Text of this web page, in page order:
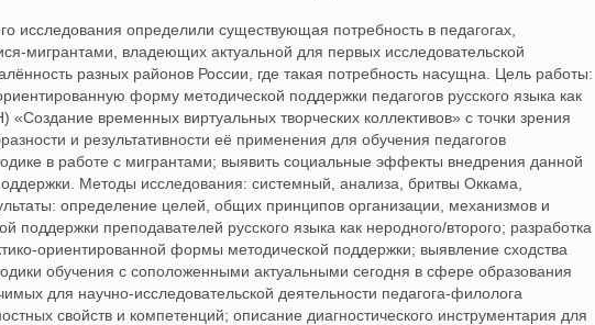
исследования определили существующая потребность в педагогах,
мигрантами, владеющих актуальной для первых исследовательской
разных районов России, где такая потребность насущна. Цель работы:
форму методической поддержки педагогов русского языка как
«Создание временных виртуальных творческих коллективов» с точки зрения
и результативности её применения для обучения педагогов
в работе с мигрантами; выявить социальные эффекты внедрения данной
Методы исследования: системный, анализа, бритвы Оккама,
определение целей, общих принципов организации, механизмов и
поддержки преподавателей русского языка как неродного/второго; разработка
ориентированной формы методической поддержки; выявление сходства
обучения с соположенными актуальными сегодня в сфере образования
для научно-исследовательской деятельности педагога-филолога
свойств и компетенций; описание диагностического инструментария для